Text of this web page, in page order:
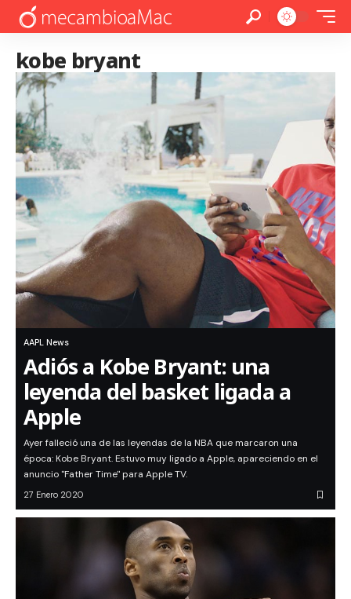
kobe bryant
AAPL News
Adiós a Kobe Bryant: una
leyenda del basket ligada a
Apple
Ayer falleció una de las leyendas de la NBA que marcaron una
época: Kobe Bryant. Estuvo muy ligado a Apple, apareciendo en el
anuncio "Father Time" para Apple TV.
27 Enero 2020